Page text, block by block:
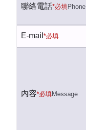
聯絡電話*必填Phone
E-mail *必填
內容*必填Message